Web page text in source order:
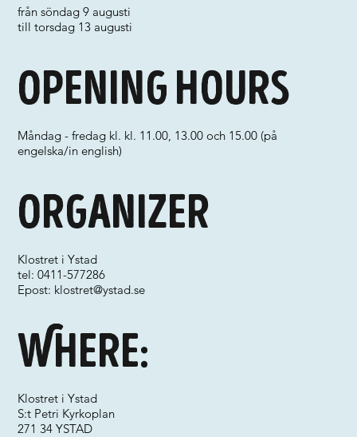
från söndag 9 augusti
till torsdag 13 augusti
Where:
Organizer
Klostret i Ystad
tel: 0411-577286
Epost: klostret@ystad.se
Klostret i Ystad
S:t Petri Kyrkoplan
271 34 YSTAD
Opening hours
Måndag - fredag kl. kl. 11.00, 13.00 och 15.00 (på
engelska/in english)